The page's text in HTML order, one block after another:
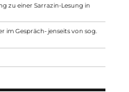
zu einer Sarrazin-Lesung in
im Gespräch- jenseits von sog.